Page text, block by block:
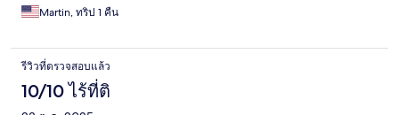
Martin, ทริป 1 คืน
รีวิวที่ตรวจสอบแล้ว
10/10 ไร้ที่ติ